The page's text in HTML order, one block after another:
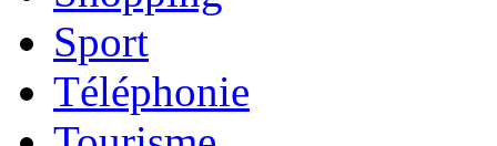
Sport
Téléphonie